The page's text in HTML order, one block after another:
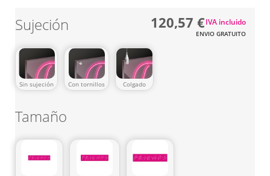
Sujeción
Sin sujeción Con tornillos Colgado
Tamaño
120,57 €
ENVIO GRATUITO
IVA incluido